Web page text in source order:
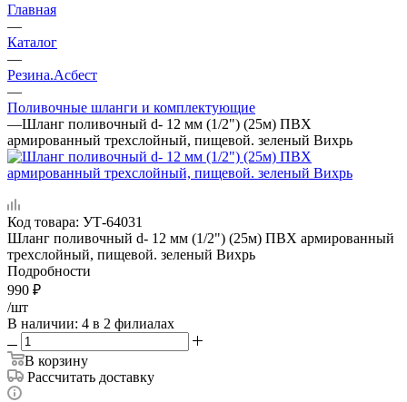
Главная
—
Каталог
—
Резина.Асбест
—
Поливочные шланги и комплектующие
—Шланг поливочный d- 12 мм (1/2") (25м) ПВХ
армированный трехслойный, пищевой. зеленый Вихрь
Код товара: УТ-64031
Шланг поливочный d- 12 мм (1/2") (25м) ПВХ армированный
трехслойный, пищевой. зеленый Вихрь
Подробности
990 ₽
/шт
В наличии: 4 в 2 филиалах
В корзину
Рассчитать доставку